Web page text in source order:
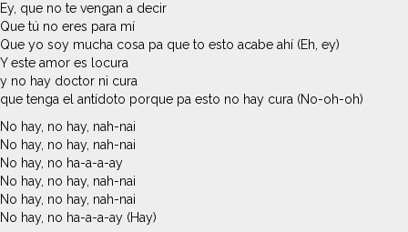
Ey, que no te vengan a decir
Que tú no eres para mí
Que yo soy mucha cosa pa que to esto acabe ahí (Eh, ey)
Y este amor es locura
y no hay doctor ni cura
que tenga el antídoto porque pa esto no hay cura (No-oh-oh)
No hay, no hay, nah-nai
No hay, no hay, nah-nai
No hay, no ha-a-a-ay
No hay, no hay, nah-nai
No hay, no hay, nah-nai
No hay, no ha-a-a-ay (Hay)